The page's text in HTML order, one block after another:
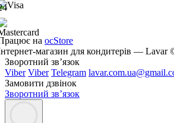
на ocStore
магазин для кондитерів — Lavar
Зворотний зв’язок
Viber Viber Telegram
Замовити дзвінок
Зворотний зв’язок